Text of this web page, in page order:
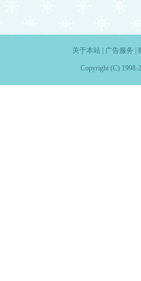
关于本站| 广告服务
Copyright (C) 1998-